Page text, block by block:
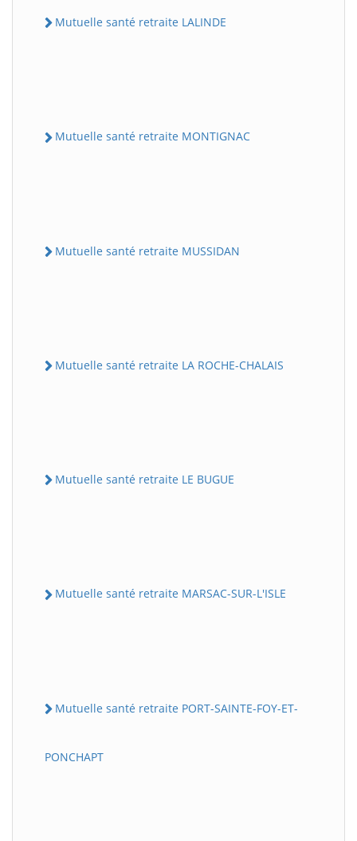
Mutuelle santé retraite LALINDE
Mutuelle santé retraite MONTIGNAC
Mutuelle santé retraite MUSSIDAN
Mutuelle santé retraite LA ROCHE-CHALAIS
Mutuelle santé retraite LE BUGUE
Mutuelle santé retraite MARSAC-SUR-L'ISLE
Mutuelle santé retraite PORT-SAINTE-FOY-ET-
PONCHAPT